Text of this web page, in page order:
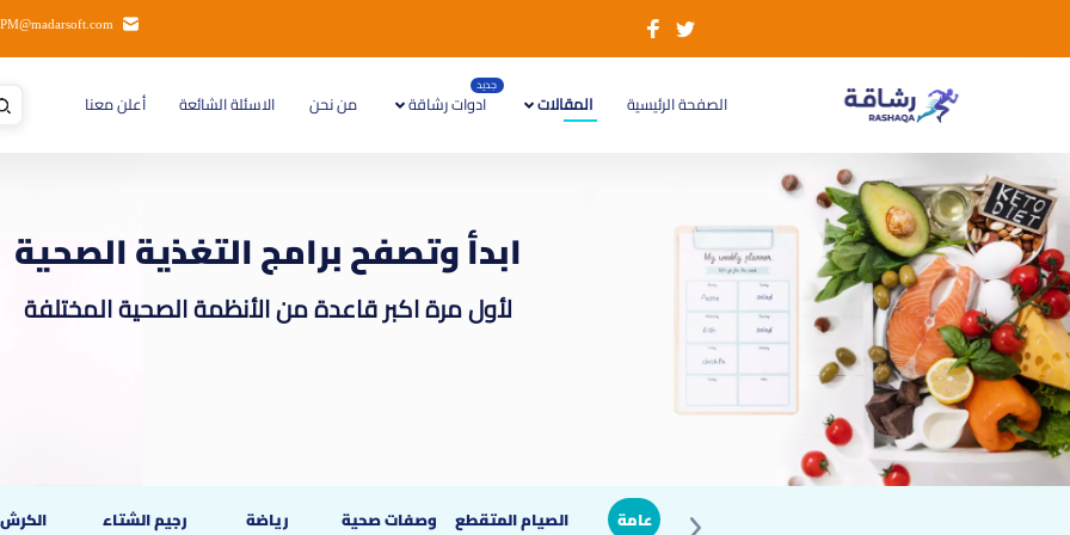
PM@madarsoft.com
الصفحة الرئيسية
(current) المقالات
جديد
ادوات رشاقة من نحن الاسئلة الشائعة أعلن معنا
ابدأ وتصفح برامج التغذية الصحية
لأول مرة اكبر قاعدة من الأنظمة الصحية المختلفة
عامة الصيام المتقطع وصفات صحية رياضة رجيم الشتاء الكرش